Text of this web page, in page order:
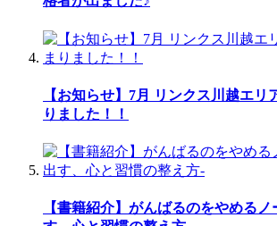
【お知らせ】7月 リンクス川越エリ
りました！！
【書籍紹介】がんばるのをやめる